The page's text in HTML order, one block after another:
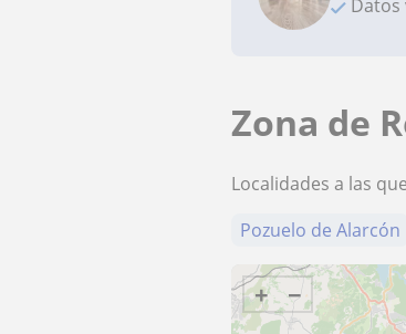
Datos
Zona de
Localidades a las
Pozuelo de Alarcón
+ −